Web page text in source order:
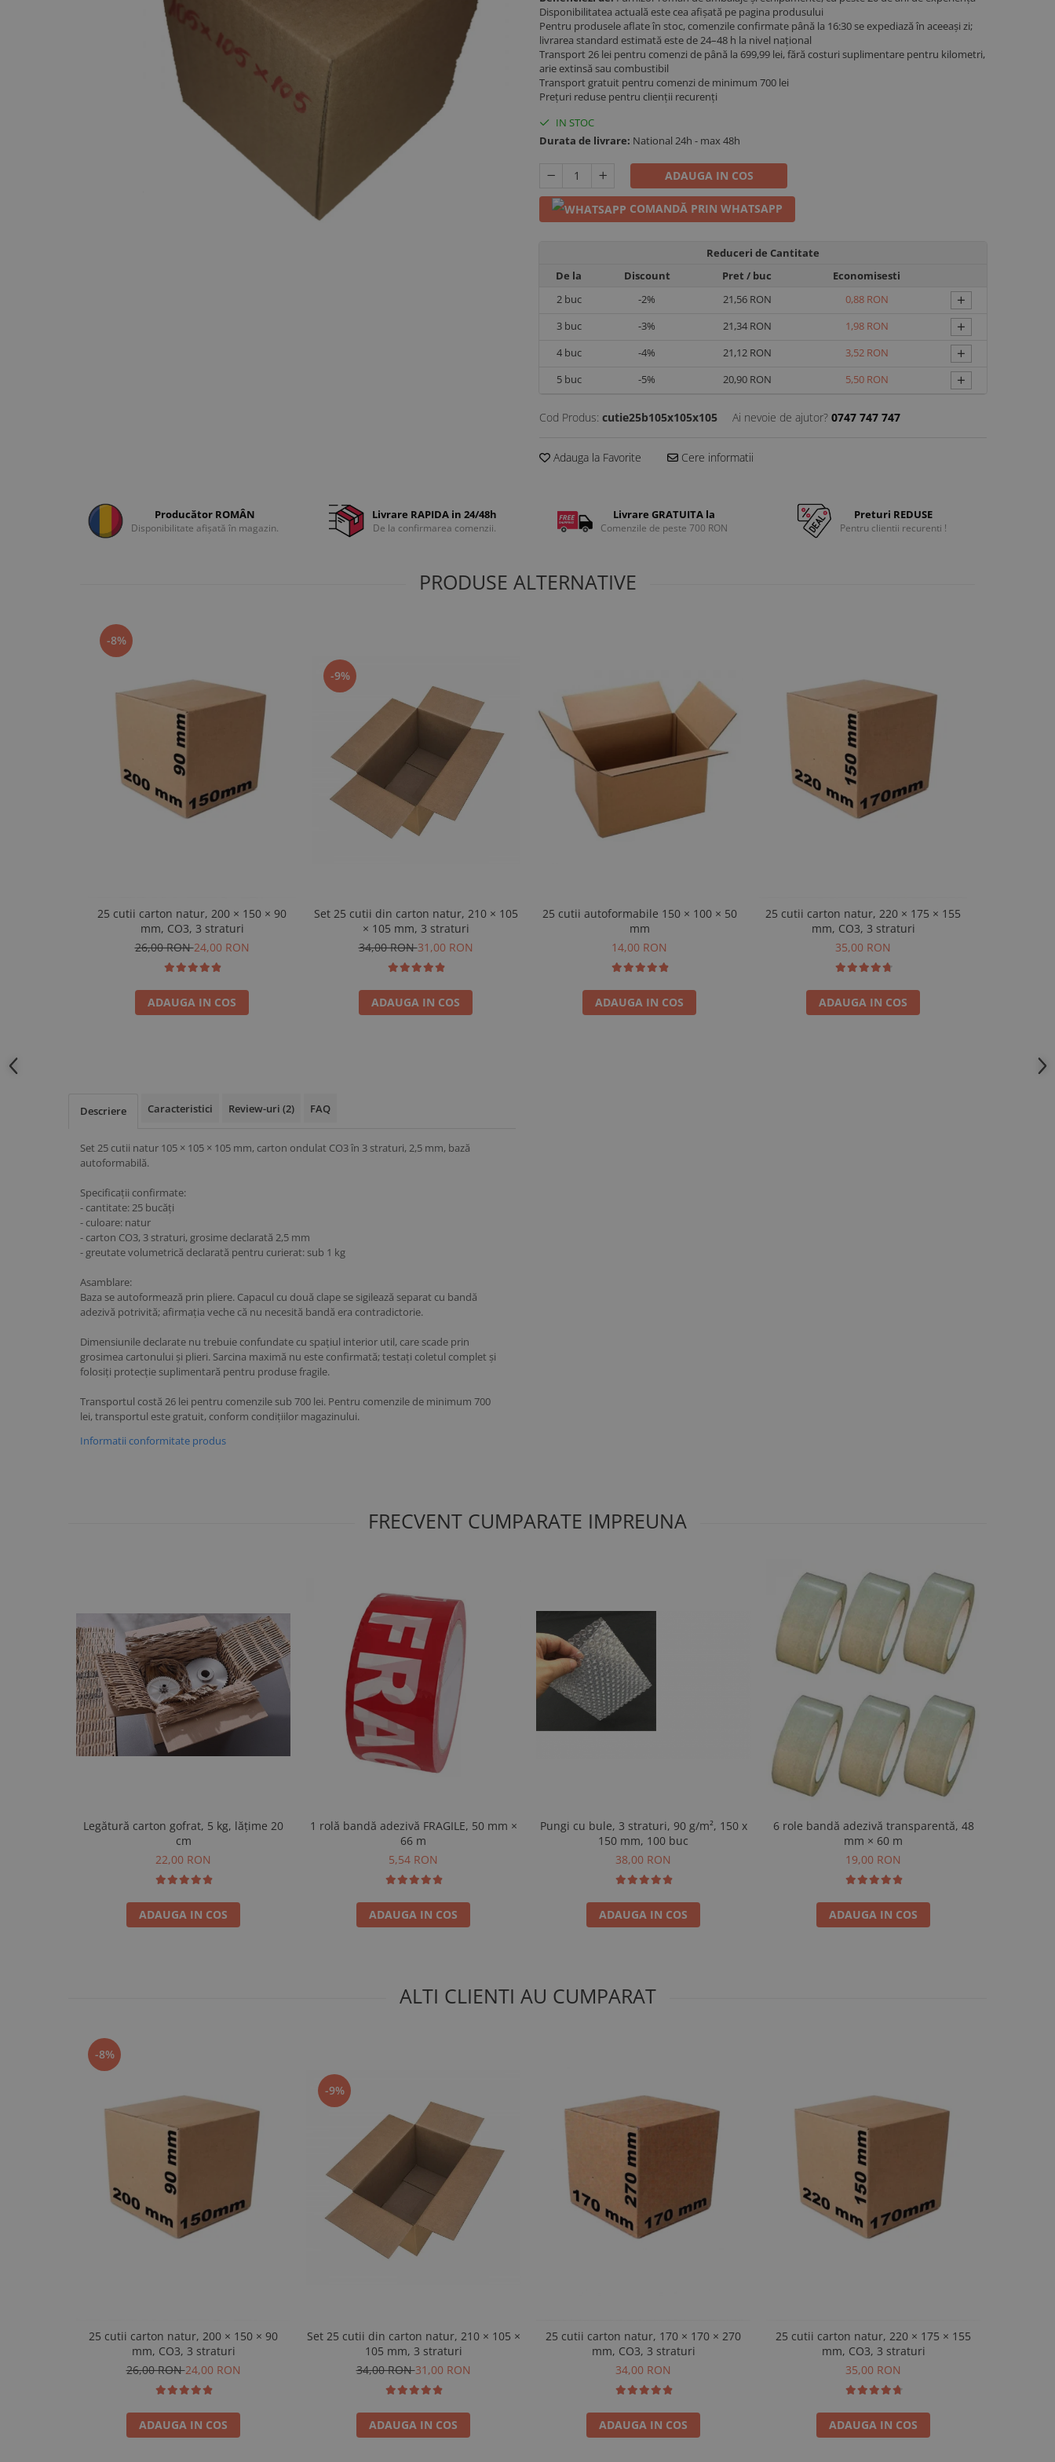
Disponibilitatea actuală este cea afișată pe pagina produsului
Pentru produsele aflate în stoc, comenzile confirmate până la 16:30 se expediază în aceeași zi;
livrarea standard estimată este de 24–48 h la nivel național
Transport 26 lei pentru comenzi de până la 699,99 lei, fără costuri suplimentare pentru kilometri,
arie extinsă sau combustibil
Transport gratuit pentru comenzi de minimum 700 lei
Prețuri reduse pentru clienții recurenți
IN STOC
Durata de livrare: National 24h - max 48h
ADAUGA IN COS
COMANDĂ PRIN WHATSAPP
Reduceri de Cantitate
De la
Discount Pret / buc
Economisesti
2buc -2% 21,56 RON 0,88 RON +
3buc -3% 21,34 RON 1,98 RON +
4buc -4% 21,12 RON 3,52 RON +
5buc -5% 20,90 RON 5,50 RON +
Cod Produs: cutie25b105x105x105 Ai nevoie de ajutor? 0747 747 747
Adauga la Favorite Cere informatii
Producător ROMÂN
Disponibilitate afișată în magazin.
Livrare RAPIDA in 24/48h
De la confirmarea comenzii.
Livrare GRATUITA la
Comenzile de peste 700 RON
Preturi REDUSE
Pentru clientii recurenti !
PRODUSE ALTERNATIVE
-8%
25 cutii carton natur, 200 × 150 × 90
mm, CO3, 3 straturi
26,00 RON24,00 RON
ADAUGA IN COS
-9%
Set 25 cutii din carton natur, 210 × 105
× 105 mm, 3 straturi
34,00 RON31,00 RON
ADAUGA IN COS
25 cutii autoformabile 150 × 100 × 50
mm
14,00 RON
ADAUGA IN COS
25 cutii carton natur, 220 × 175 × 155
mm, CO3, 3 straturi
35,00 RON
ADAUGA IN COS
Descriere Caracteristici Review-uri (2) FAQ
Set 25 cutii natur 105 × 105 × 105 mm, carton ondulat CO3 în 3 straturi, 2,5 mm, bază
autoformabilă.
Specificații confirmate:
- cantitate: 25 bucăți
- culoare: natur
- carton CO3, 3 straturi, grosime declarată 2,5 mm
- greutate volumetrică declarată pentru curierat: sub 1 kg
Asamblare:
Baza se autoformează prin pliere. Capacul cu două clape se sigilează separat cu bandă
adezivă potrivită; afirmația veche că nu necesită bandă era contradictorie.
Dimensiunile declarate nu trebuie confundate cu spațiul interior util, care scade prin
grosimea cartonului și plieri. Sarcina maximă nu este confirmată; testați coletul complet și
folosiți protecție suplimentară pentru produse fragile.
Transportul costă 26 lei pentru comenzile sub 700 lei. Pentru comenzile de minimum 700
lei, transportul este gratuit, conform condițiilor magazinului.
Informatii conformitate produs
FRECVENT CUMPARATE IMPREUNA
Legătură carton gofrat, 5 kg, lățime 20
cm
22,00 RON
ADAUGA IN COS
1 rolă bandă adezivă FRAGILE, 50 mm ×
66 m
5,54 RON
ADAUGA IN COS
Pungi cu bule, 3 straturi, 90 g/m², 150 x
150 mm, 100 buc
38,00 RON
ADAUGA IN COS
6 role bandă adezivă transparentă, 48
mm × 60 m
19,00 RON
ADAUGA IN COS
ALTI CLIENTI AU CUMPARAT
-8%
25 cutii carton natur, 200 × 150 × 90
mm, CO3, 3 straturi
26,00 RON24,00 RON
ADAUGA IN COS
-9%
Set 25 cutii din carton natur, 210 × 105 ×
105 mm, 3 straturi
34,00 RON31,00 RON
ADAUGA IN COS
25 cutii carton natur, 170 × 170 × 270
mm, CO3, 3 straturi
34,00 RON
ADAUGA IN COS
25 cutii carton natur, 220 × 175 × 155
mm, CO3, 3 straturi
35,00 RON
ADAUGA IN COS